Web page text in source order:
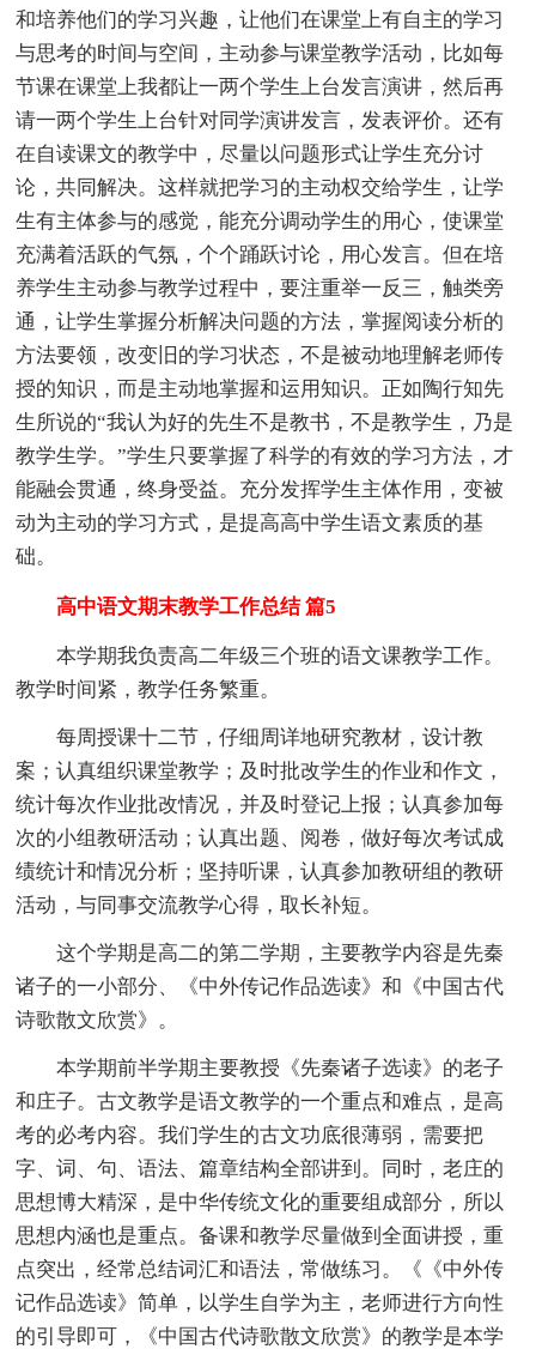
和培养他们的学习兴趣，让他们在课堂上有自主的学习
与思考的时间与空间，主动参与课堂教学活动，比如每
节课在课堂上我都让一两个学生上台发言演讲，然后再
请一两个学生上台针对同学演讲发言，发表评价。还有
在自读课文的教学中，尽量以问题形式让学生充分讨
论，共同解决。这样就把学习的主动权交给学生，让学
生有主体参与的感觉，能充分调动学生的用心，使课堂
充满着活跃的气氛，个个踊跃讨论，用心发言。但在培
养学生主动参与教学过程中，要注重举一反三，触类旁
通，让学生掌握分析解决问题的方法，掌握阅读分析的
方法要领，改变旧的学习状态，不是被动地理解老师传
授的知识，而是主动地掌握和运用知识。正如陶行知先
生所说的“我认为好的先生不是教书，不是教学生，乃是
教学生学。”学生只要掌握了科学的有效的学习方法，才
能融会贯通，终身受益。充分发挥学生主体作用，变被
动为主动的学习方式，是提高高中学生语文素质的基
础。
高中语文期末教学工作总结 篇5
本学期我负责高二年级三个班的语文课教学工作。
教学时间紧，教学任务繁重。
每周授课十二节，仔细周详地研究教材，设计教
案；认真组织课堂教学；及时批改学生的作业和作文，
统计每次作业批改情况，并及时登记上报；认真参加每
次的小组教研活动；认真出题、阅卷，做好每次考试成
绩统计和情况分析；坚持听课，认真参加教研组的教研
活动，与同事交流教学心得，取长补短。
这个学期是高二的第二学期，主要教学内容是先秦
诸子的一小部分、《中外传记作品选读》和《中国古代
诗歌散文欣赏》。
本学期前半学期主要教授《先秦诸子选读》的老子
和庄子。古文教学是语文教学的一个重点和难点，是高
考的必考内容。我们学生的古文功底很薄弱，需要把
字、词、句、语法、篇章结构全部讲到。同时，老庄的
思想博大精深，是中华传统文化的重要组成部分，所以
思想内涵也是重点。备课和教学尽量做到全面讲授，重
点突出，经常总结词汇和语法，常做练习。《《中外传
记作品选读》简单，以学生自学为主，老师进行方向性
的引导即可，《中国古代诗歌散文欣赏》的教学是本学